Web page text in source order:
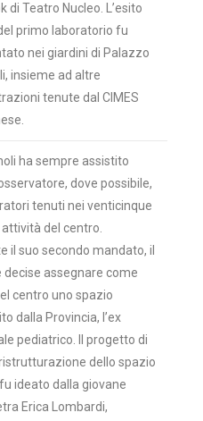
di Teatro Nucleo. L’esito
primo laboratorio fu
nei giardini di Palazzo
insieme ad altre
tenute dal CIMES
ha sempre assistito
dove possibile,
tenuti nei venticinque
del centro.
il suo secondo mandato, il
assegnare come
centro uno spazio
dalla Provincia, l’ex
pediatrico. Il progetto di
dello spazio
ideato dalla giovane
Erica Lombardi,